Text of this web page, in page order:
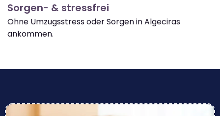
Sorgen- & stressfrei
Ohne Umzugsstress oder Sorgen in Algeciras
ankommen.